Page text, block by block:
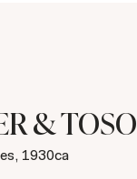
& TOSO
1930ca